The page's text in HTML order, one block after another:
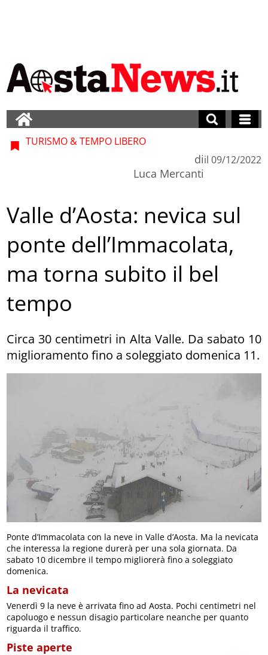
TURISMO & TEMPO LIBERO
di
Luca Mercanti
il 09/12/2022
Valle d’Aosta: nevica sul
ponte dell’Immacolata,
ma torna subito il bel
tempo
Circa 30 centimetri in Alta Valle. Da sabato 10
miglioramento fino a soleggiato domenica 11.
Ponte d’Immacolata con la neve in Valle d’Aosta. Ma la nevicata
che interessa la regione durerà per una sola giornata. Da
sabato 10 dicembre il tempo migliorerà fino a soleggiato
domenica.
La nevicata
Venerdì 9 la neve è arrivata fino ad Aosta. Pochi centimetri nel
capoluogo e nessun disagio particolare neanche per quanto
riguarda il traffico.
Piste aperte